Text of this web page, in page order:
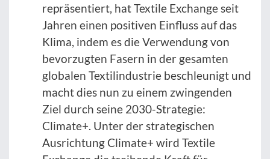
repräsentiert, hat Textile Exchange seit
Jahren einen positiven Einfluss auf das
Klima, indem es die Verwendung von
bevorzugten Fasern in der gesamten
globalen Textilindustrie beschleunigt und
macht dies nun zu einem zwingenden
Ziel durch seine 2030-Strategie:
Climate+. Unter der strategischen
Ausrichtung Climate+ wird Textile